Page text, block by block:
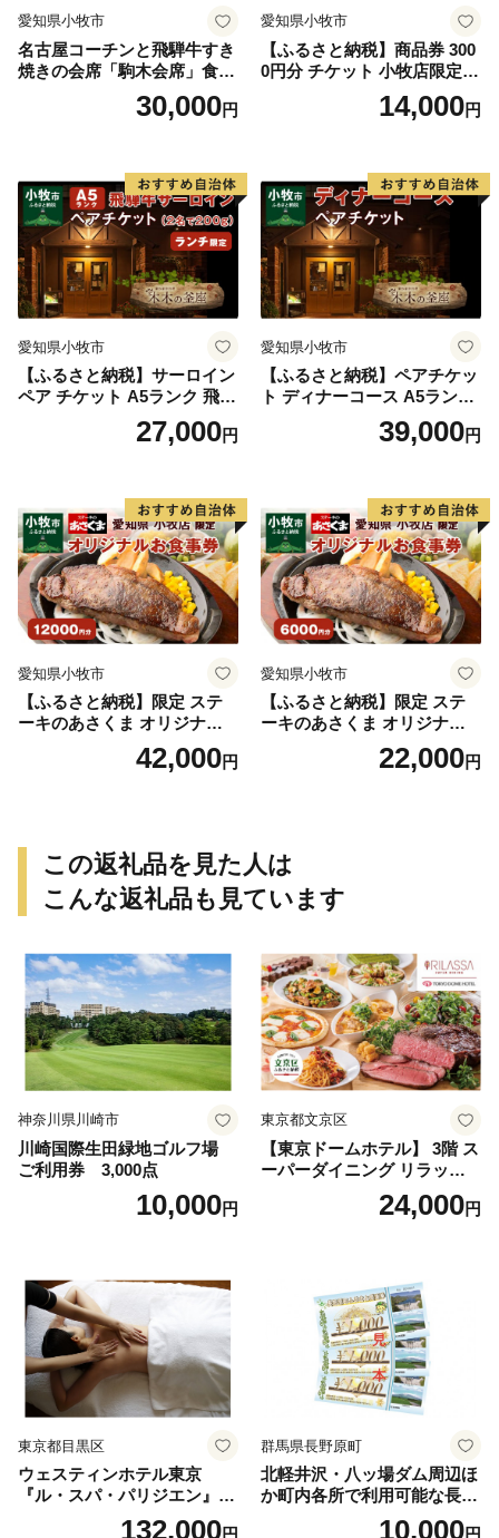
TEL：0800-170-2092（フリーコール）
FAX：0800-111-2636（フリーコール）
※受付時間 午前10時～午後5時（土・日・祝除く）
愛知県小牧市
名古屋コーチンと飛騨牛すき
焼きの会席「駒木会席」食事
30,000円
愛知県小牧市
【ふるさと納税】商品券 300
0円分 チケット 小牧店限定
お食事券 お食事チケット ラ
ンチ ディナー 金券 国産 本格
14,000円
愛知県小牧市
【ふるさと納税】サーロイン
ペア チケット A5ランク 飛騨
牛 ステーキ ランチ 限定 ペア
セット 記念日 誕生日 特別な
事券 愛知県 小牧市 送料無料
27,000円
愛知県小牧市
【ふるさと納税】ペアチケッ
ト ディナーコース A5ランク
飛騨牛 コース 記念日 お誕生
日 特別な日 完全個室 ノンア
ンク セレブレ お食事券 愛知
県 小牧市 送料無料
39,000円
愛知県小牧市
【ふるさと納税】限定 ステ
ーキのあさくま オリジナル
お食事券 12000円 お好きなメ
ニュー 好きなだけ コーンス
料無料
42,000円
愛知県小牧市
【ふるさと納税】限定 ステ
ーキのあさくま オリジナル
お食事券 6000円 お好きなメ
ニュー 好きなだけ コーンス
料無料
22,000円
この返礼品を見た人は
こんな返礼品も見ています
神奈川県川崎市
川崎国際生田緑地ゴルフ場
ご利用券 3,000点
10,000円
東京都文京区
【東京ドームホテル】 3階 ス
ーパーダイニング リラッサ
ランチブッフェ お食事券 大
人1名様分 関東 東京 ご利用
24,000円
東京都目黒区
ウェスティンホテル東京
『ル・スパ・パリジエン』選
べるボディセラピー90分/1名
132,000
群馬県長野原町
北軽井沢・八ッ場ダム周辺ほ
か町内各所で利用可能な長野
原町ふるさと感謝券（3,000
10,000